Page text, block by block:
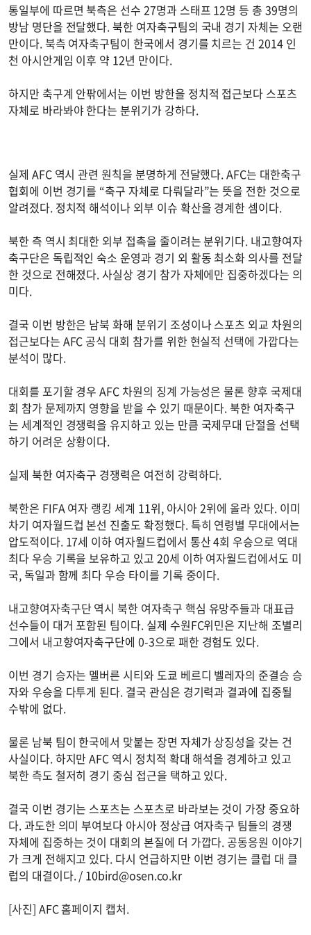
통일부에 따르면 북측은 선수 27명과 스태프 12명 등 총 39명의
방남 명단을 전달했다. 북한 여자축구팀의 국내 경기 자체는 오랜
만이다. 북측 여자축구팀이 한국에서 경기를 치르는 건 2014 인
천 아시안게임 이후 약 12년 만이다.
하지만 축구계 안팎에서는 이번 방한을 정치적 접근보다 스포츠
자체로 바라봐야 한다는 분위기가 강하다.
실제 AFC 역시 관련 원칙을 분명하게 전달했다. AFC는 대한축구
협회에 이번 경기를 “축구 자체로 다뤄달라”는 뜻을 전한 것으로
알려졌다. 정치적 해석이나 외부 이슈 확산을 경계한 셈이다.
북한 측 역시 최대한 외부 접촉을 줄이려는 분위기다. 내고향여자
축구단은 독립적인 숙소 운영과 경기 외 활동 최소화 의사를 전달
한 것으로 전해졌다. 사실상 경기 참가 자체에만 집중하겠다는 의
미다.
결국 이번 방한은 남북 화해 분위기 조성이나 스포츠 외교 차원의
접근보다는 AFC 공식 대회 참가를 위한 현실적 선택에 가깝다는
분석이 많다.
대회를 포기할 경우 AFC 차원의 징계 가능성은 물론 향후 국제대
회 참가 문제까지 영향을 받을 수 있기 때문이다. 북한 여자축구
는 세계적인 경쟁력을 유지하고 있는 만큼 국제무대 단절을 선택
하기 어려운 상황이다.
실제 북한 여자축구 경쟁력은 여전히 강력하다.
북한은 FIFA 여자 랭킹 세계 11위, 아시아 2위에 올라 있다. 이미
차기 여자월드컵 본선 진출도 확정했다. 특히 연령별 무대에서는
압도적이다. 17세 이하 여자월드컵에서 통산 4회 우승으로 역대
최다 우승 기록을 보유하고 있고 20세 이하 여자월드컵에서도 미
국, 독일과 함께 최다 우승 타이를 기록 중이다.
내고향여자축구단 역시 북한 여자축구 핵심 유망주들과 대표급
선수들이 대거 포함된 팀이다. 실제 수원FC위민은 지난해 조별리
그에서 내고향여자축구단에 0-3으로 패한 경험도 있다.
이번 경기 승자는 멜버른 시티와 도쿄 베르디 벨레자의 준결승 승
자와 우승을 다투게 된다. 결국 관심은 경기력과 결과에 집중될
수밖에 없다.
물론 남북 팀이 한국에서 맞붙는 장면 자체가 상징성을 갖는 건
사실이다. 하지만 AFC 역시 정치적 확대 해석을 경계하고 있고
북한 측도 철저히 경기 중심 접근을 택하고 있다.
결국 이번 경기는 스포츠는 스포츠로 바라보는 것이 가장 중요하
다. 과도한 의미 부여보다 아시아 정상급 여자축구 팀들의 경쟁
자체에 집중하는 것이 대회의 본질에 더 가깝다. 공동응원 이야기
가 크게 전해지고 있다. 다시 언급하지만 이번 경기는 클럽 대 클
럽의 대결이다. / 10bird@osen.co.kr
[사진] AFC 홈페이지 캡처.